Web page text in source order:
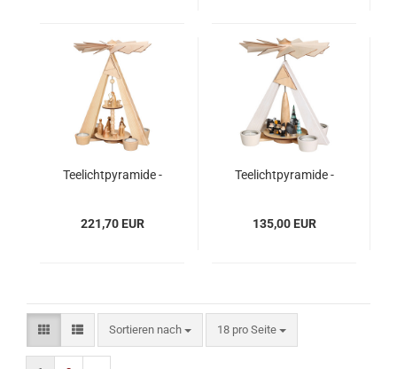
Teelichtpyramide -
221,70 EUR
Teelichtpyramide -
135,00 EUR
Sortieren nach 18 pro Seite